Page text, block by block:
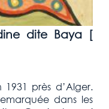
dite Baya [
près d’Alger.
dans les